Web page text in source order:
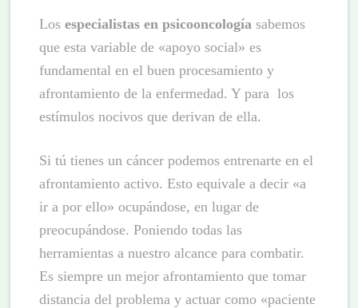
Losespecialistas en psicooncología sabemos
que esta variable de «apoyo social» es
fundamental en el buen procesamiento y
afrontamiento de la enfermedad. Y para los
estímulos nocivos que derivan de ella.
Si tú tienes un cáncer podemos entrenarte en el
afrontamiento activo. Esto equivale a decir «a
ir a por ello» ocupándose, en lugar de
preocupándose. Poniendo todas las
herramientas a nuestro alcance para combatir.
Es siempre un mejor afrontamiento que tomar
distancia del problema y actuar como «paciente